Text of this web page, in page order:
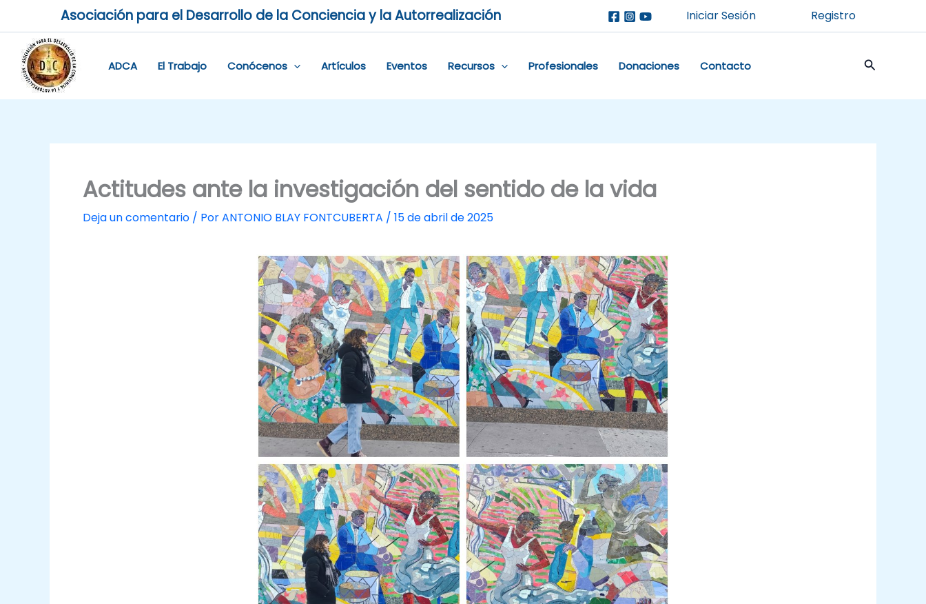
contenido
Asociación para el Desarrollo de la Conciencia y la Autorrealización Iniciar Sesión Registro
ADCA El Trabajo Conócenos Artículos Eventos Recursos Profesionales Donaciones Contacto Buscar
Actitudes ante la investigación del sentido de la vida
Deja un comentario / PorANTONIO BLAY FONTCUBERTA / 15 de abril de 2025